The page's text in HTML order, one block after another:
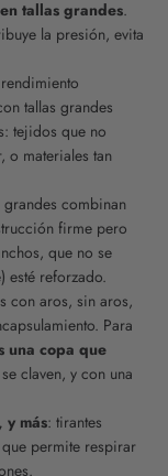
tallas grandes.
la presión, evita
tallas grandes
tejidos que no
o materiales tan
combinan
firme pero
que no se
esté reforzado.
con aros, sin aros,
Para
una copa que
claven, y con una
y más: tirantes
permite respirar